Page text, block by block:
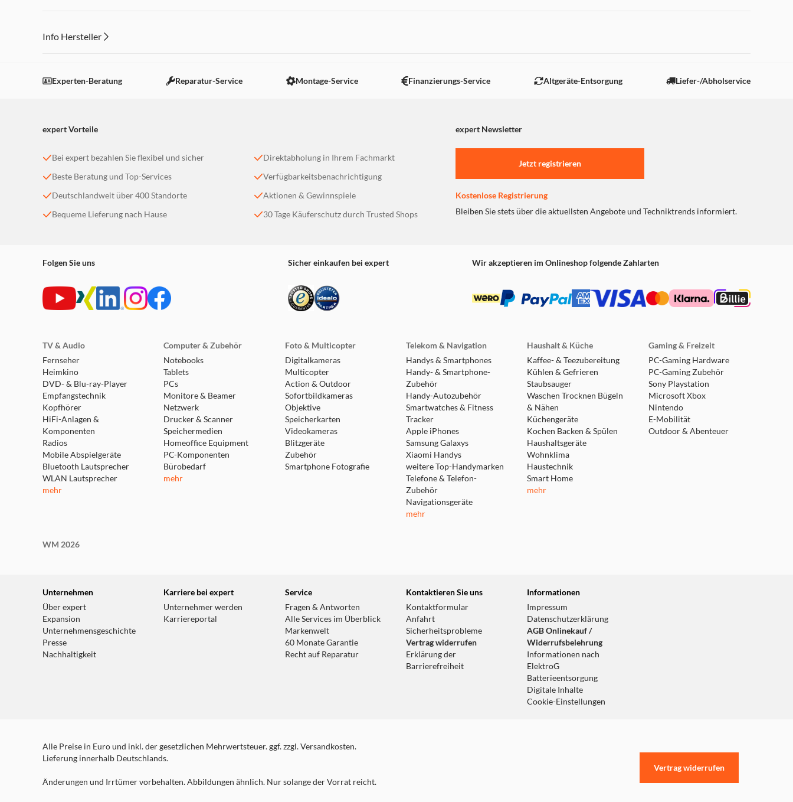
Info Hersteller
Einstellungen anpassen
Experten-Beratung Reparatur-Service Montage-Service Finanzierungs-Service Altgeräte-Entsorgung Liefer-/Abholservice
expert Vorteile expert Newsletter
Bei expert bezahlen Sie flexibel und sicher
Beste Beratung und Top-Services
Deutschlandweit über 400 Standorte
Bequeme Lieferung nach Hause
Direktabholung in Ihrem Fachmarkt
Verfügbarkeitsbenachrichtigung
Aktionen & Gewinnspiele
30 Tage Käuferschutz durch Trusted Shops
Jetzt registrieren
Kostenlose Registrierung
Bleiben Sie stets über die aktuellsten Angebote und Techniktrends informiert.
Folgen Sie uns Sicher einkaufen bei expert Wir akzeptieren im Onlineshop folgende Zahlarten
TV & Audio
Fernseher
Heimkino
DVD- & Blu-ray-Player
Empfangstechnik
Kopfhörer
HiFi-Anlagen &
Komponenten
Radios
Mobile Abspielgeräte
Bluetooth Lautsprecher
WLAN Lautsprecher
mehr
Computer & Zubehör
Notebooks
Tablets
PCs
Monitore & Beamer
Netzwerk
Drucker & Scanner
Speichermedien
Homeoffice Equipment
PC-Komponenten
Bürobedarf
mehr
Foto & Multicopter
Digitalkameras
Multicopter
Action & Outdoor
Sofortbildkameras
Objektive
Speicherkarten
Videokameras
Blitzgeräte
Zubehör
Smartphone Fotografie
Telekom & Navigation
Handys & Smartphones
Handy- & Smartphone-
Zubehör
Handy-Autozubehör
Smartwatches & Fitness
Tracker
Apple iPhones
Samsung Galaxys
Xiaomi Handys
weitere Top-Handymarken
Telefone & Telefon-
Zubehör
Navigationsgeräte
mehr
Haushalt & Küche
Kaffee- & Teezubereitung
Kühlen & Gefrieren
Staubsauger
Waschen Trocknen Bügeln
& Nähen
Küchengeräte
Kochen Backen & Spülen
Haushaltsgeräte
Wohnklima
Haustechnik
Smart Home
mehr
Gaming & Freizeit
PC-Gaming Hardware
PC-Gaming Zubehör
Sony Playstation
Microsoft Xbox
Nintendo
E-Mobilität
Outdoor & Abenteuer
WM 2026
Unternehmen
Über expert
Expansion
Unternehmensgeschichte
Presse
Nachhaltigkeit
Karriere bei expert
Unternehmer werden
Karriereportal
Service
Fragen & Antworten
Alle Services im Überblick
Markenwelt
60 Monate Garantie
Recht auf Reparatur
Kontaktieren Sie uns
Kontaktformular
Anfahrt
Sicherheitsprobleme
Vertrag widerrufen
Erklärung der
Barrierefreiheit
Informationen
Impressum
Datenschutzerklärung
AGB Onlinekauf /
Widerrufsbelehrung
Informationen nach
ElektroG
Batterieentsorgung
Digitale Inhalte
Cookie-Einstellungen
Alle Preise in Euro und inkl. der gesetzlichen Mehrwertsteuer. ggf. zzgl. Versandkosten.
Lieferung innerhalb Deutschlands.
Änderungen und Irrtümer vorbehalten. Abbildungen ähnlich. Nur solange der Vorrat reicht.
Vertrag widerrufen